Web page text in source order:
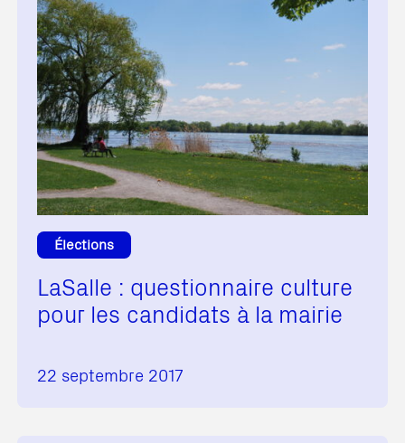
Élections
LaSalle : questionnaire culture
pour les candidats à la mairie
22 septembre 2017